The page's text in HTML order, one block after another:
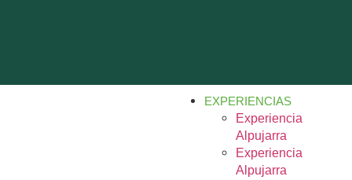
EXPERIENCIAS
Experiencia
Alpujarra
Experiencia
Alpujarra